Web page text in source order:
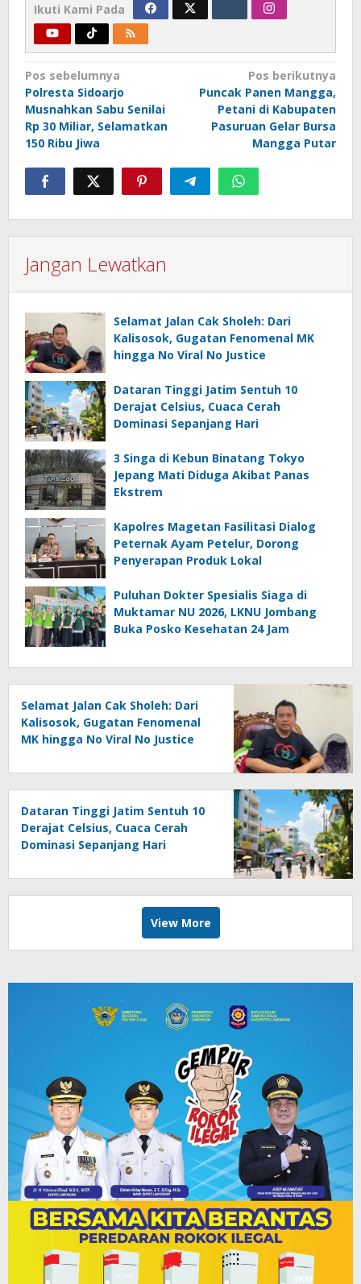
Ikuti Kami Pada
Navigasi
pos
Pos sebelumnya
Polresta Sidoarjo
Musnahkan Sabu Senilai
Rp 30 Miliar, Selamatkan
150 Ribu Jiwa
Pos berikutnya
Puncak Panen Mangga,
Petani di Kabupaten
Pasuruan Gelar Bursa
Mangga Putar
Jangan Lewatkan
Selamat Jalan Cak Sholeh: Dari
Kalisosok, Gugatan Fenomenal MK
hingga No Viral No Justice
Dataran Tinggi Jatim Sentuh 10
Derajat Celsius, Cuaca Cerah
Dominasi Sepanjang Hari
3 Singa di Kebun Binatang Tokyo
Jepang Mati Diduga Akibat Panas
Ekstrem
Kapolres Magetan Fasilitasi Dialog
Peternak Ayam Petelur, Dorong
Penyerapan Produk Lokal
Puluhan Dokter Spesialis Siaga di
Muktamar NU 2026, LKNU Jombang
Buka Posko Kesehatan 24 Jam
Selamat Jalan Cak Sholeh: Dari
Kalisosok, Gugatan Fenomenal
MK hingga No Viral No Justice
Dataran Tinggi Jatim Sentuh 10
Derajat Celsius, Cuaca Cerah
Dominasi Sepanjang Hari
View More